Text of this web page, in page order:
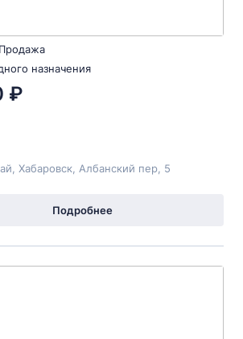
Продажа
назначения
₽
Хабаровск, Албанский пер, 5
Подробнее